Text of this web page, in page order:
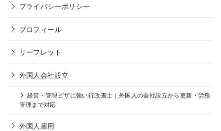
プライバシーポリシー
プロフィール
リーフレット
外国人会社設立
経営・管理ビザに強い行政書士｜外国人の会社設立から更新・労務
管理まで対応
外国人雇用